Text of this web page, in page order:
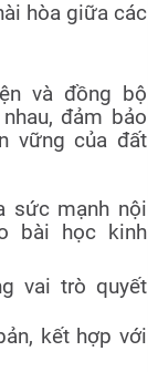
hòa giữa các
và đồng bộ
đảm bảo
vững của đất
sức mạnh nội
bài học kinh
vai trò quyết
kết hợp với